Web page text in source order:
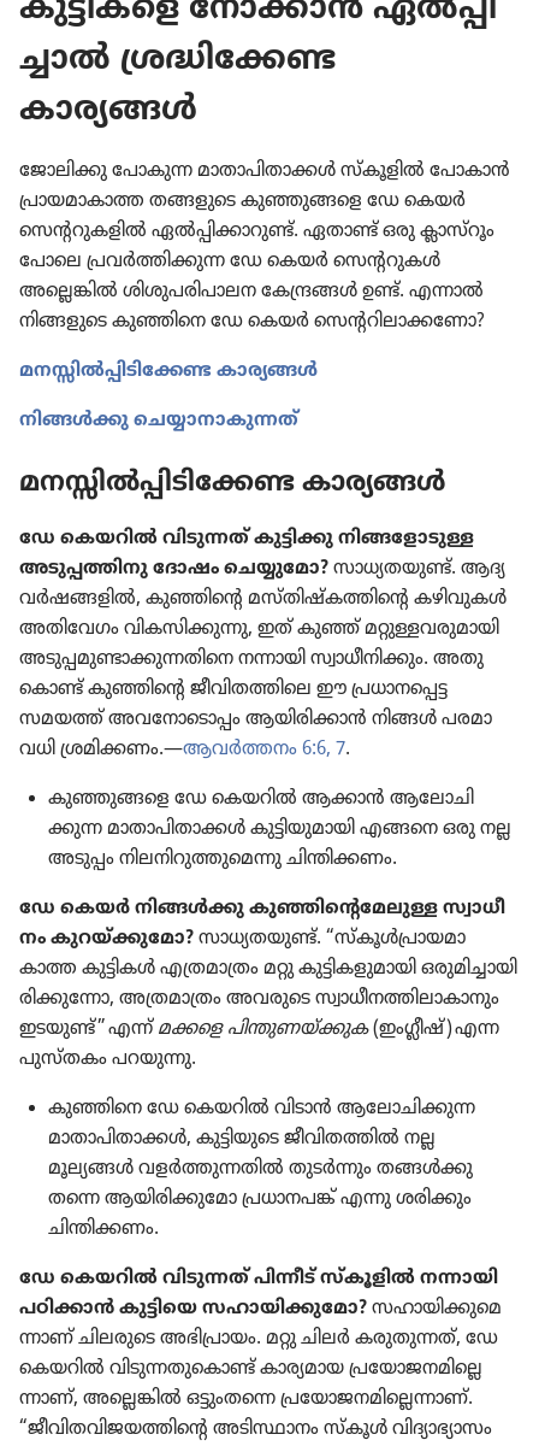
കുട്ടി​കളെ നോക്കാൻ ഏൽപ്പി​
ച്ചാൽ ശ്രദ്ധി​ക്കേണ്ട
കാര്യങ്ങൾ
ജോലി​ക്കു പോകുന്ന മാതാ​പി​താ​ക്കൾ സ്‌കൂ​ളിൽ പോകാൻ
പ്രായ​മാ​കാത്ത തങ്ങളുടെ കുഞ്ഞു​ങ്ങളെ ഡേ കെയർ
സെന്ററു​ക​ളിൽ ഏൽപ്പി​ക്കാ​റുണ്ട്‌. ഏതാണ്ട്‌ ഒരു ക്ലാസ്‌റൂം​
പോ​ലെ പ്രവർത്തി​ക്കുന്ന ഡേ കെയർ സെന്ററു​കൾ
അല്ലെങ്കിൽ ശിശു​പ​രി​പാ​ലന കേന്ദ്രങ്ങൾ ഉണ്ട്‌. എന്നാൽ
നിങ്ങളു​ടെ കുഞ്ഞിനെ ഡേ കെയർ സെന്ററി​ലാ​ക്ക​ണോ?
മനസ്സിൽപ്പി​ടി​ക്കേണ്ട കാര്യങ്ങൾ
നിങ്ങൾക്കു ചെയ്യാ​നാ​കു​ന്നത്‌
മനസ്സിൽപ്പി​ടി​ക്കേണ്ട കാര്യങ്ങൾ
ഡേ കെയറിൽ വിടു​ന്നത്‌ കുട്ടിക്കു നിങ്ങ​ളോ​ടുള്ള
അടുപ്പ​ത്തി​നു ദോഷം ചെയ്യു​മോ? സാധ്യ​ത​യുണ്ട്‌. ആദ്യ
വർഷങ്ങ​ളിൽ, കുഞ്ഞിന്റെ മസ്‌തി​ഷ്‌ക​ത്തി​ന്റെ കഴിവു​കൾ
അതി​വേഗം വികസി​ക്കു​ന്നു, ഇത്‌ കുഞ്ഞ്‌ മറ്റുള്ള​വ​രു​മാ​യി
അടുപ്പ​മു​ണ്ടാ​ക്കു​ന്ന​തി​നെ നന്നായി സ്വാധീനിക്കും. അതു​
കൊണ്ട്‌ കുഞ്ഞിന്റെ ജീവി​ത​ത്തി​ലെ ഈ പ്രധാ​ന​പ്പെട്ട
സമയത്ത്‌ അവനോ​ടൊ​പ്പം ആയിരി​ക്കാൻ നിങ്ങൾ പരമാ​
വധി ശ്രമിക്കണം.—ആവർത്തനം 6:6, 7.
കുഞ്ഞു​ങ്ങളെ ഡേ കെയറിൽ ആക്കാൻ ആലോ​ചി​
ക്കുന്ന മാതാ​പി​താ​ക്കൾ കുട്ടി​യു​മാ​യി എങ്ങനെ ഒരു നല്ല
അടുപ്പം നിലനി​റു​ത്തു​മെന്നു ചിന്തി​ക്കണം.
ഡേ കെയർ നിങ്ങൾക്കു കുഞ്ഞി​ന്റെ​മേ​ലുള്ള സ്വാധീ​
നം കുറയ്‌ക്കു​മോ? സാധ്യ​ത​യുണ്ട്‌. “സ്‌കൂൾപ്രാ​യ​മാ​
കാത്ത കുട്ടികൾ എത്രമാ​ത്രം മറ്റു കുട്ടി​ക​ളു​മാ​യി ഒരുമി​ച്ചാ​യി​
രി​ക്കു​ന്നോ, അത്രമാ​ത്രം അവരുടെ സ്വാധീ​ന​ത്തി​ലാ​കാ​നും
ഇടയുണ്ട്‌” എന്ന്‌ മക്കളെ പിന്തു​ണ​യ്‌ക്കുക(ഇംഗ്ലീഷ്‌) എന്ന
പുസ്‌തകം പറയുന്നു.
കുഞ്ഞിനെ ഡേ കെയറിൽ വിടാൻ ആലോ​ചി​ക്കുന്ന
മാതാ​പി​താ​ക്കൾ, കുട്ടി​യു​ടെ ജീവി​ത​ത്തിൽ നല്ല
മൂല്യങ്ങൾ വളർത്തു​ന്ന​തിൽ തുടർന്നും തങ്ങൾക്കു​
തന്നെ ആയിരി​ക്കു​മോ പ്രധാനപങ്ക്‌ എന്നു ശരിക്കും
ചിന്തി​ക്കണം.
ഡേ കെയറിൽ വിടു​ന്നത്‌ പിന്നീട്‌ സ്‌കൂ​ളിൽ നന്നായി
പഠിക്കാൻ കുട്ടിയെ സഹായി​ക്കു​മോ? സഹായി​ക്കു​മെ​
ന്നാണ്‌ ചിലരു​ടെ അഭി​പ്രാ​യം. മറ്റു ചിലർ കരുതു​ന്നത്‌, ഡേ
കെയറിൽ വിടു​ന്ന​തു​കൊണ്ട്‌ കാര്യ​മായ പ്രയോ​ജ​ന​മി​ല്ലെ​
ന്നാണ്‌, അല്ലെങ്കിൽ ഒട്ടും​തന്നെ പ്രയോ​ജ​ന​മി​ല്ലെ​ന്നാണ്‌.
“ജീവി​ത​വി​ജ​യ​ത്തി​ന്റെ അടിസ്ഥാ​നം സ്‌കൂൾ വിദ്യാ​ഭ്യാ​സം